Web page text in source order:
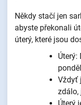
Někdy stačí jen
abyste překonali
úterý, které jsou
Úterý:
Vždyť
zdálo,
Úterý